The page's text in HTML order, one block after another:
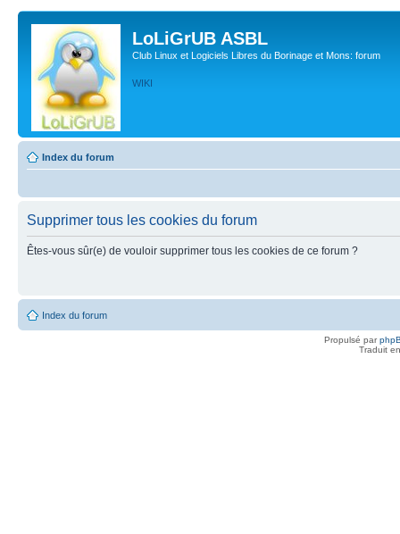
LoLiGrUB ASBL
Club Linux et Logiciels Libres du Borinage et Mons: forum
WIKI
Index du forum
Supprimer tous les cookies du forum
Êtes-vous sûr(e) de vouloir supprimer tous les cookies de ce forum ?
Index du forum
Propulsé par
Traduit